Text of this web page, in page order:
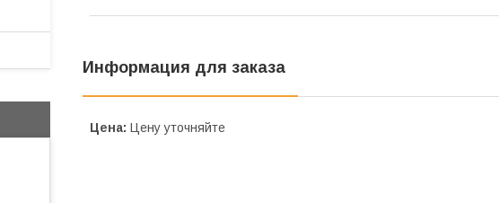
Информация для заказа
Цена: Цену уточняйте